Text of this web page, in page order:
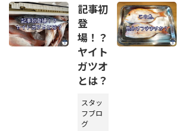
記事初
登
場！？
ヤイト
ガツオ
とは？
スタッ
フブロ
グ